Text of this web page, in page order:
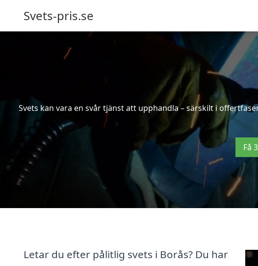
Svets-pris.se
Svets kan vara en svår tjänst att upphandla – särskilt i
Få
Letar du efter pålitlig svets i Borås? Du har